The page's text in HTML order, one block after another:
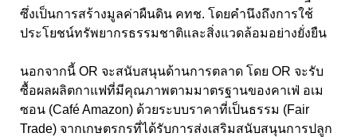
ซึ่งเป็นการสร้างมูลค่าผืนดิน คทช. โดยคำนึงถึงการใช้
ประโยชน์ทรัพยากรธรรมชาติและสิ่งแวดล้อมอย่างยั่งยืน
นอกจากนี้ OR จะสนับสนุนด้านการตลาด โดย OR จะรับ
ซื้อผลผลิตกาแฟที่มีคุณภาพตามมาตรฐานของคาเฟ่ อเม
ซอน (Café Amazon) ด้วยระบบราคาที่เป็นธรรม (Fair
Trade) จากเกษตรกรที่ได้รับการส่งเสริมสนับสนุนการปลูก